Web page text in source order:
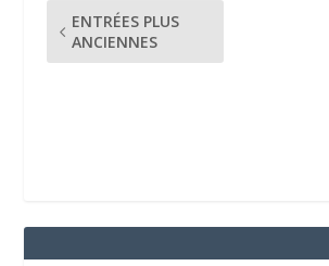
ENTRÉES PLUS
ANCIENNES